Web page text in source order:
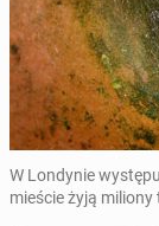
W Londynie
mieście żyją